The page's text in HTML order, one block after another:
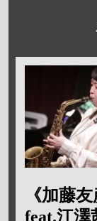
《加藤
feat.江澤